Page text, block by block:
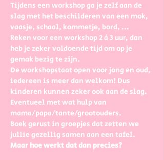
Tijdens een workshop ga je zelf aan de
slag met het beschilderen van een mok,
vaasje, schaal, kommetje, bord, ...
Reken voor een workshop 2 à 3 uur, dan
heb je zeker voldoende tijd om op je
gemak bezig te zijn.
De workshopstaat open voor jong en oud,
iedereen is meer dan welkom! Dus
kinderen kunnen zeker ook aan de slag.
Eventueel met wat hulp van
mama/papa/tante/grootouders.
Boek gerust in groepjes dat zetten we
jullie gezellig samen aan een tafel.
Maar hoe werkt dat dan precies?